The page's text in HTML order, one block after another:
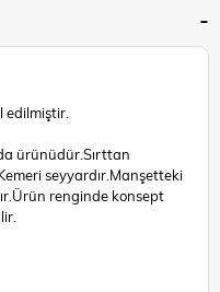
edilmiştir.
ürünüdür.Sırttan
seyyardır.Manşetteki
Ürün renginde konsept